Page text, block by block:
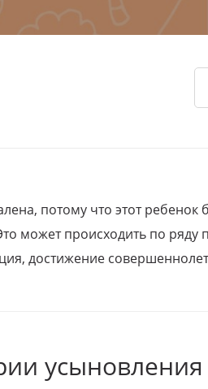
потому что этот ребенок
может происходить по ряду
достижение
усыновления